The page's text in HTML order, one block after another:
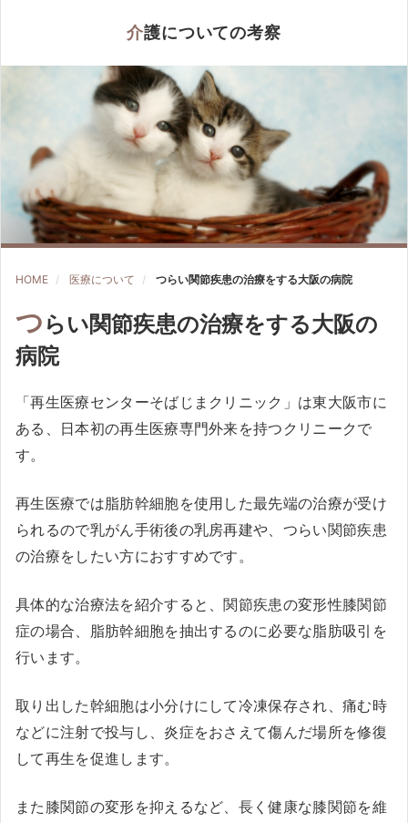
介護についての考察
HOME 医療について つらい関節疾患の治療をする大阪の病院
つ らい関節疾患の治療をする大阪の
病院
「再生医療センターそばじまクリニック」は東大阪市に
ある、日本初の再生医療専門外来を持つクリニークで
す。
再生医療では脂肪幹細胞を使用した最先端の治療が受け
られるので乳がん手術後の乳房再建や、つらい関節疾患
の治療をしたい方におすすめです。
具体的な治療法を紹介すると、関節疾患の変形性膝関節
症の場合、脂肪幹細胞を抽出するのに必要な脂肪吸引を
行います。
取り出した幹細胞は小分けにして冷凍保存され、痛む時
などに注射で投与し、炎症をおさえて傷んだ場所を修復
して再生を促進します。
また膝関節の変形を抑えるなど、長く健康な膝関節を維